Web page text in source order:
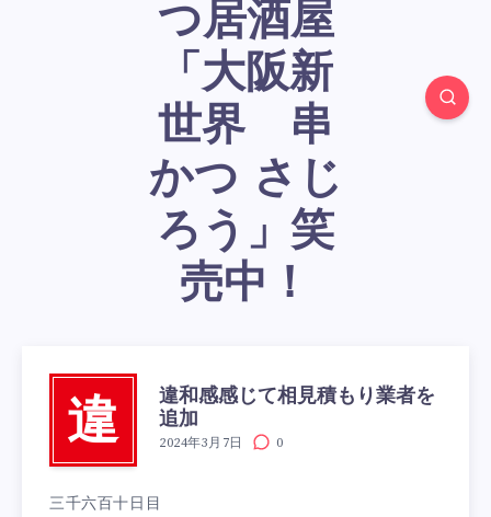
つ居酒屋
「大阪新
世界 串
かつ さじ
ろう」笑
売中！
違
違和感感じて相見積もり業者を
追加
2024年3月7日 0
三千六百十日目